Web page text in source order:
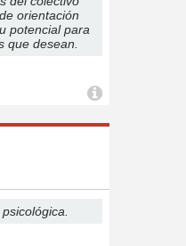
orientación
potencial para
que desean.